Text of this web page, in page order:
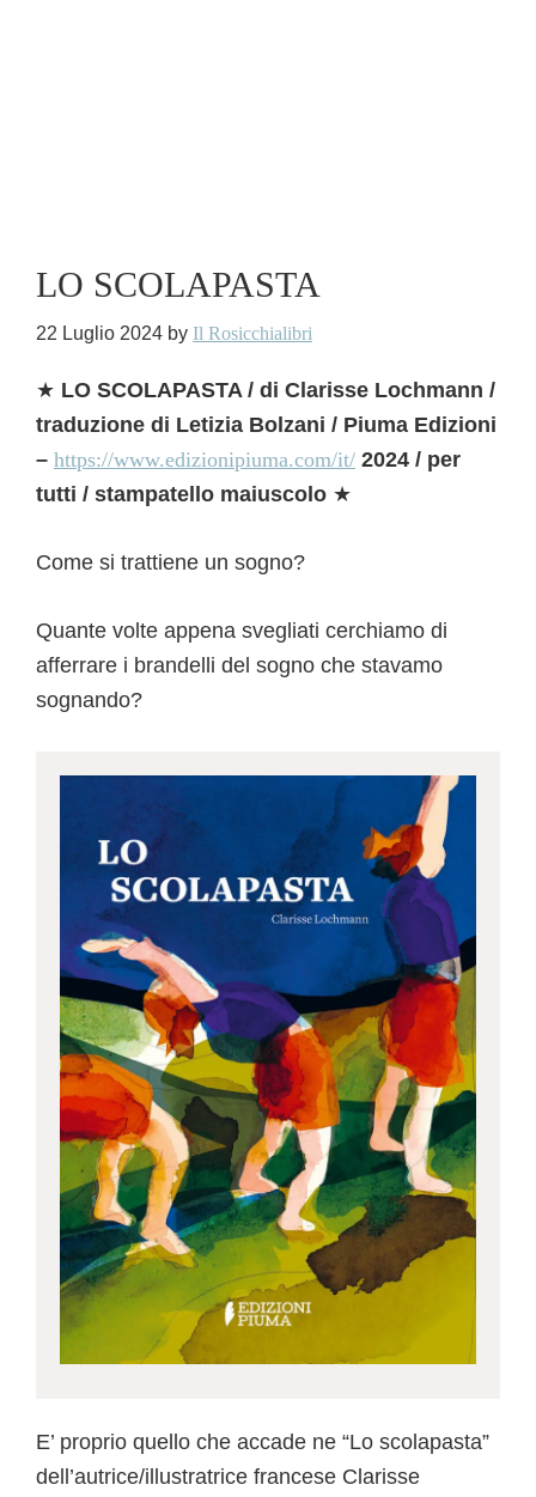
LO SCOLAPASTA
22 Luglio 2024 by Il Rosicchialibri
★ LO SCOLAPASTA / di Clarisse Lochmann /
traduzione di Letizia Bolzani / Piuma Edizioni
– https://www.edizionipiuma.com/it/ 2024 / per
tutti / stampatello maiuscolo ★
Come si trattiene un sogno?
Quante volte appena svegliati cerchiamo di
afferrare i brandelli del sogno che stavamo
sognando?
E’ proprio quello che accade ne “Lo scolapasta”
dell’autrice/illustratrice francese Clarisse